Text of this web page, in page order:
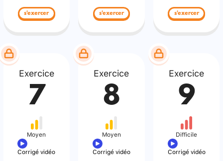
s'exercer s'exercer s'exercer
Exercice
7
Moyen
Corrigé vidéo
Exercice
8
Moyen
Corrigé vidéo
Exercice
9
Difficile
Corrigé vidéo